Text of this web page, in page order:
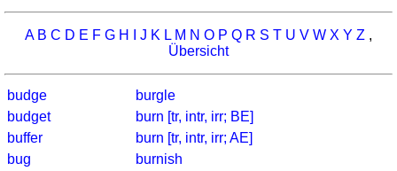
A B C D E F G H J K L M N O P Q R S T U V W X Y Z ,
Übersicht
budge
budget
buffer
bug
burgle
burn [tr, intr, irr; BE]
burn [tr, intr, irr; AE]
burnish